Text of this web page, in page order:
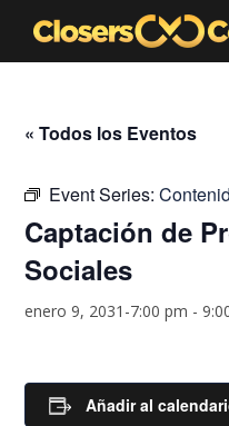
« Todos los Eventos
Event Series:
Captación de
Sociales
enero 9, 2031-7:00 pm -
Añadir al